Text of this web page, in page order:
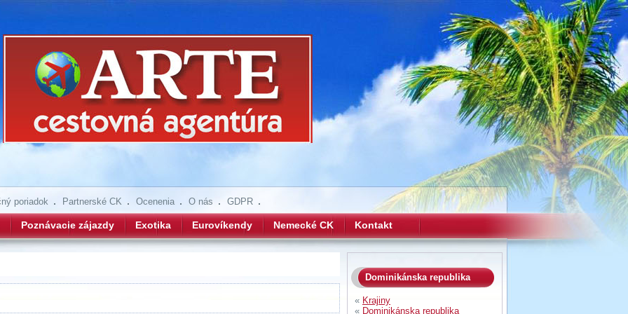
poriadok Partnerské CK Ocenenia O nás GDPR
Poznávacie zájazdy Exotika Eurovíkendy Nemecké CK Kontakt
Dominikánska republika
« Krajiny
« Dominikánska republika